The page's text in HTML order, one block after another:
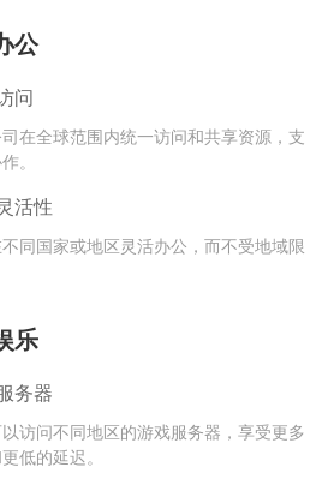
公
问
在全球范围内统一访问和共享资源，支
。
活性
同国家或地区灵活办公，而不受地域限
乐
务器
访问不同地区的游戏服务器，享受更多
低的延迟。